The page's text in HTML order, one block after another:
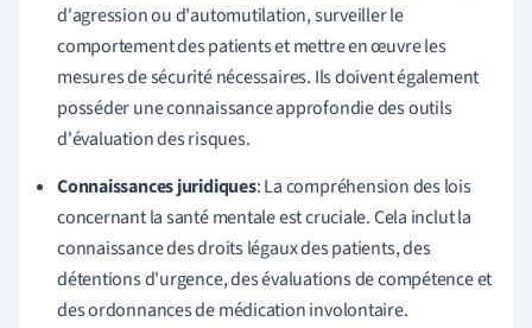
d'agression ou d'automutilation, surveiller le
comportement des patients et mettre en œuvre les
mesures de sécurité nécessaires. Ils doivent également
posséder une connaissance approfondie des outils
d'évaluation des risques.
Connaissances juridiques: La compréhension des lois
concernant la santé mentale est cruciale. Cela inclut la
connaissance des droits légaux des patients, des
détentions d'urgence, des évaluations de compétence et
des ordonnances de médication involontaire.